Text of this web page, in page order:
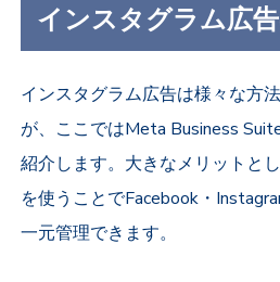
インスタグラム広
インスタグラム広告は様々な方
が、ここではMeta Business
紹介します。大きなメリットと
を使うことでFacebook・
一元管理できます。